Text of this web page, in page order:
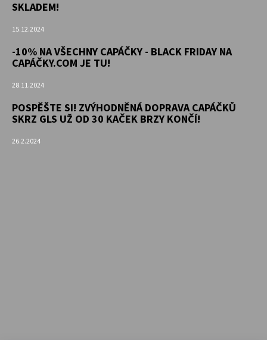
SKLADEM!
15.12.2024
-10% NA VŠECHNY CAPÁČKY - BLACK FRIDAY NA
CAPÁČKY.COM JE TU!
28.11.2024
POSPĚŠTE SI! ZVÝHODNĚNÁ DOPRAVA CAPÁČKŮ
SKRZ GLS UŽ OD 30 KAČEK BRZY KONČÍ!
26.2.2024